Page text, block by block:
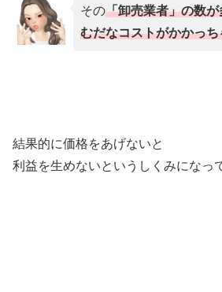
その「卸売業者」の数が
むだなコストがかかっち
結果的に価格をあげないと
利益を生めないというしくみになっ